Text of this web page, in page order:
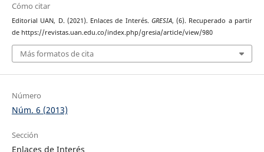
Cómo citar
Editorial UAN, D. (2021). Enlaces de Interés. GRESIA, (6). Recuperado a partir
de https://revistas.uan.edu.co/index.php/gresia/article/view/980
Más formatos de cita
Número
Núm. 6 (2013)
Sección
Enlaces de Interés